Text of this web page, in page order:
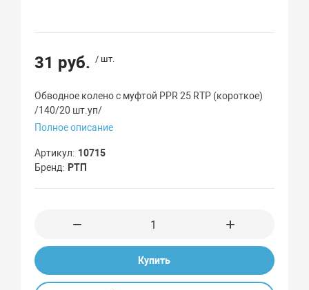
31 руб. / шт.
Обводное колено с муфтой PPR 25 RTP (короткое)
/140/20 шт.уп/
Полное описание
Артикул
10715
Бренд
РТП
Купить